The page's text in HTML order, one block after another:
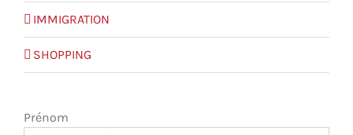
IMMIGRATION
SHOPPING
Prénom